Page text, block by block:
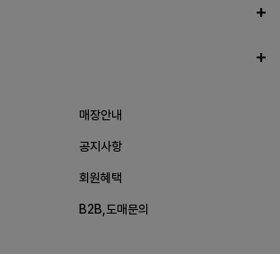
매장안내
공지사항
회원혜택
B2B,도매문의